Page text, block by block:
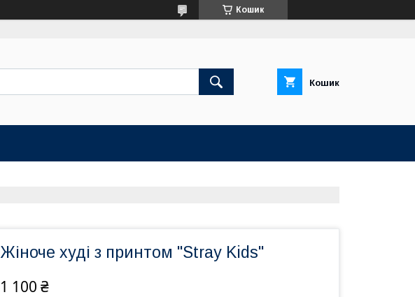
Кошик
Кошик
Жіноче худі з принтом "Stray Kids"
1 100 ₴